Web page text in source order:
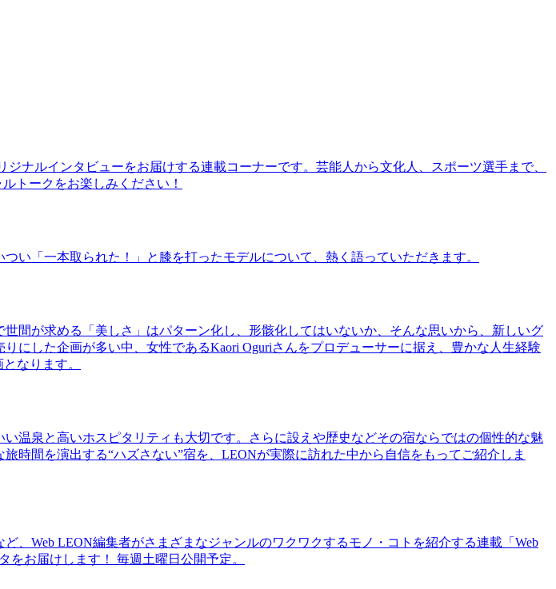
ナルインタビューをお届けする連載コーナーです。芸能人から文化人、スポーツ選手まで、
トークをお楽しみください！
い「一本取られた！」と膝を打ったモデルについて、熱く語っていただきます。
間が求める「美しさ」はパターン化し、形骸化してはいないか、そんな思いから、新しいグ
にした企画が多い中、女性であるKaori Oguriさんをプロデューサーに据え、豊かな人生経験
なります。
泉と高いホスピタリティも大切です。さらに設えや歴史などその宿ならではの個性的な魅
時間を演出する“ハズさない”宿を、LEONが実際に訪れた中から自信をもってご紹介しま
、Web LEON編集者がさまざまなジャンルのワクワクするモノ・コトを紹介する連載「Web
をお届けします！ 毎週土曜日公開予定。